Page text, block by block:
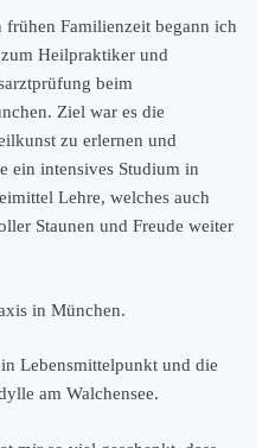
frühen Familienzeit begann ich
Heilpraktiker und
beim
Ziel war es die
zu erlernen und
ein intensives Studium in
Lehre, welches auch
Staunen und Freude weiter
in München.
Lebensmittelpunkt und die
am Walchensee.